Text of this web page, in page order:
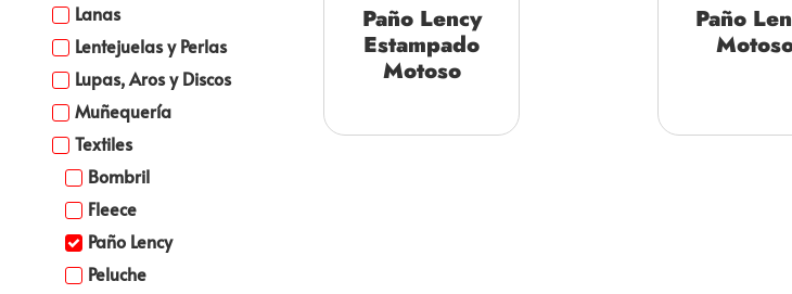
Lanas
Lentejuelas y Perlas
Lupas, Aros y Discos
Muñequería
Textiles
Bombril
Fleece
Paño Lency
Peluche
Paño Lency
Estampado
Motoso
Paño